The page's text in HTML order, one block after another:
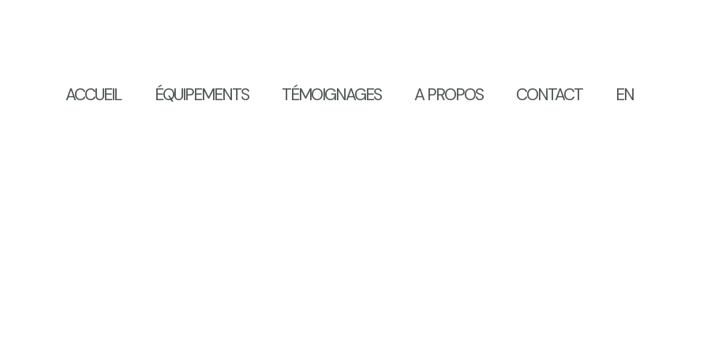
ACCUEIL ÉQUIPEMENTS TÉMOIGNAGES A PROPOS CONTACT EN